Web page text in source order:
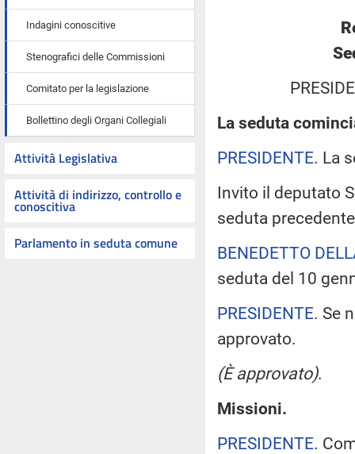
Indagini conoscitive
Stenografici delle Commissioni
Comitato per la legislazione
Bollettino degli Organi Collegiali
Attività Legislativa
Attività di indirizzo, controllo e
conoscitiva
Parlamento in seduta comune
La seduta
PRESIDENTE. La
Invito il deputato
seduta
BENEDETTO
seduta del 10
PRESIDENTE. Se
approvato.
(È approvato).
Missioni.
PRESIDENTE.